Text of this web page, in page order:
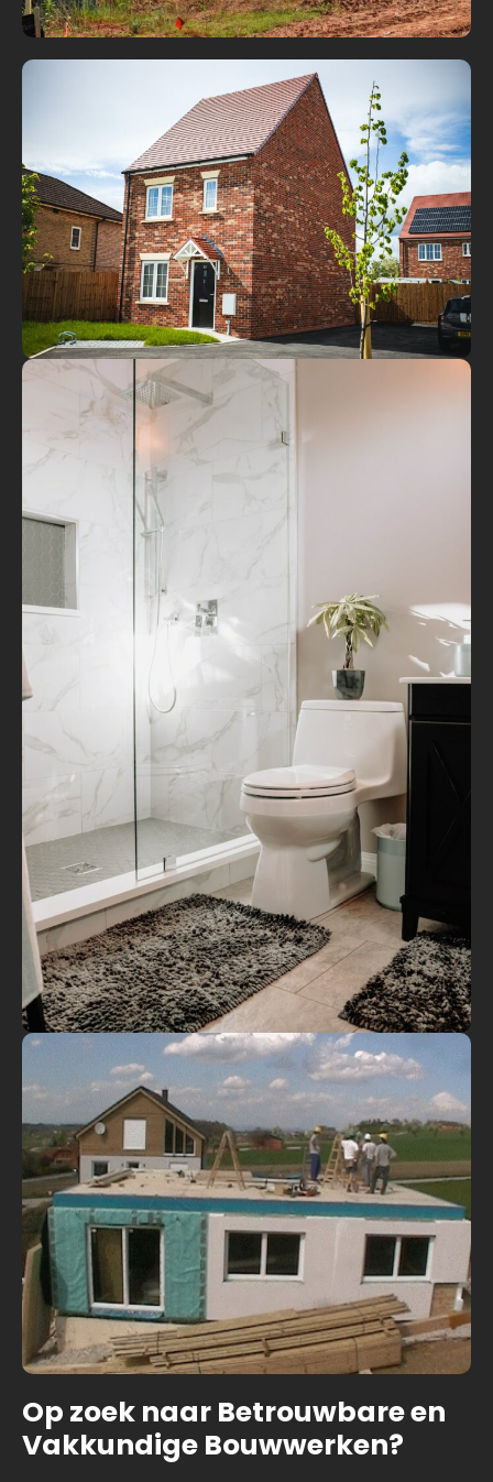
Op zoek naar Betrouwbare en
Vakkundige Bouwwerken?